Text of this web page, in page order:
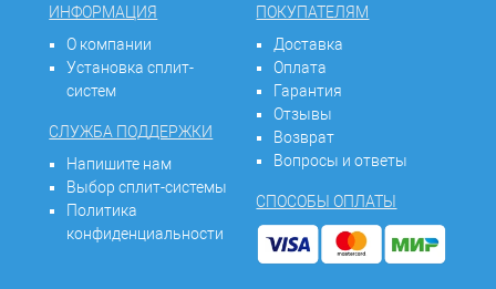
ИНФОРМАЦИЯ
О компании
Установка сплит-
систем
СЛУЖБА ПОДДЕРЖКИ
Напишите нам
Выбор сплит-системы
Политика
конфиденциальности
ПОКУПАТЕЛЯМ
Доставка
Оплата
Гарантия
Отзывы
Возврат
Вопросы и ответы
СПОСОБЫ ОПЛАТЫ